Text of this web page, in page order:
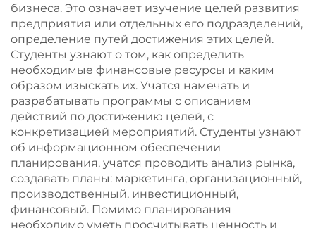
бизнеса. Это означает изучение целей развития
предприятия или отдельных его подразделений,
определение путей достижения этих целей.
Студенты узнают о том, как определить
необходимые финансовые ресурсы и каким
образом изыскать их. Учатся намечать и
разрабатывать программы с описанием
действий по достижению целей, с
конкретизацией мероприятий. Студенты узнают
об информационном обеспечении
планирования, учатся проводить анализ рынка,
создавать планы: маркетинга, организационный,
производственный, инвестиционный,
финансовый. Помимо планирования
необходимо уметь просчитывать ценность и